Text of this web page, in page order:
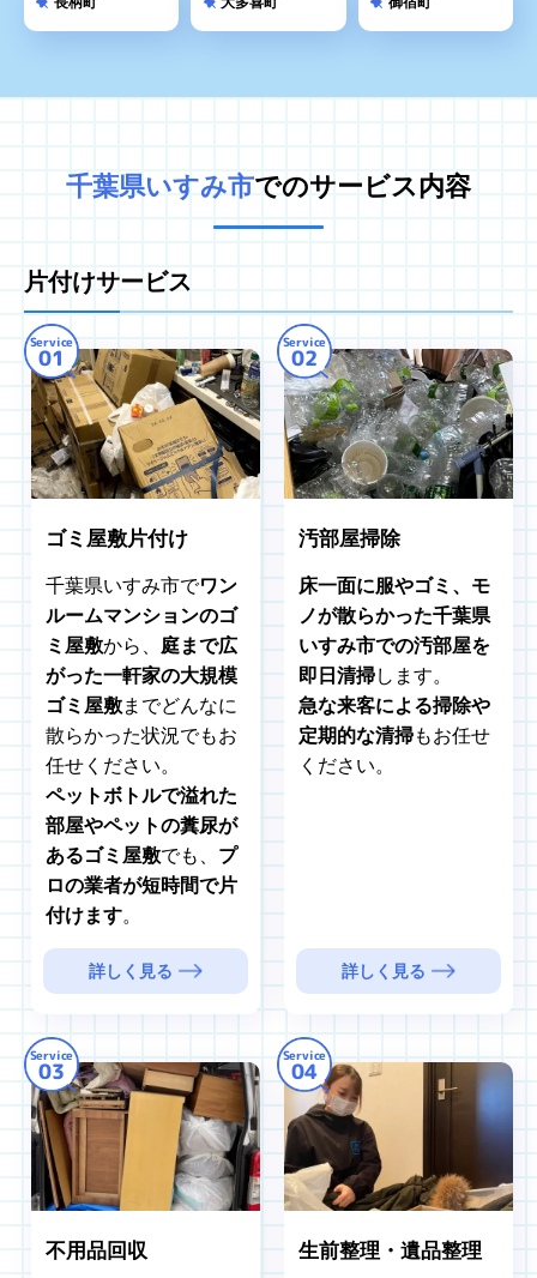
千葉県いすみ市でのサービス内容
片付けサービス
Service
01
ゴミ屋敷片付け
千葉県いすみ市でワン
ルームマンションのゴ
ミ屋敷から、 庭まで広
がった一軒家の大規模
ゴミ屋敷までどんなに
散らかった状況でもお
任せください。
ペットボトルで溢れた
部屋やペットの糞尿が
あるゴミ屋敷でも、 プ
ロの業者が短時間で片
付けます。
詳しく見る
Service
02
汚部屋掃除
床一面に服やゴミ、モ
ノが散らかった千葉県
いすみ市での汚部屋を
即日清掃します。
急な来客による掃除や
定期的な清掃もお任せ
ください。
詳しく見る
Service
03
不用品回収
Service
04
生前整理・遺品整理